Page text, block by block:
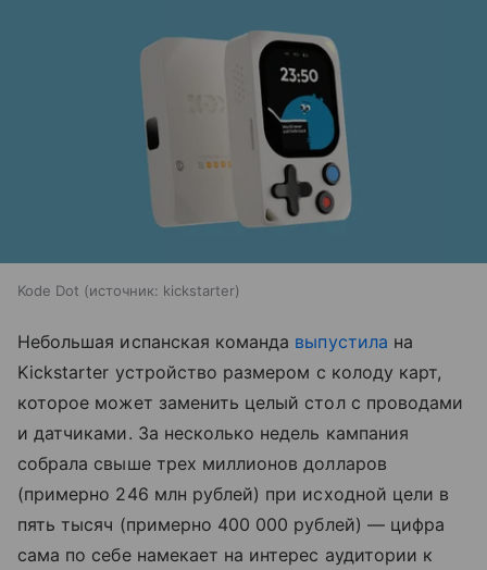
Kode Dot источник: kickstarter
Небольшая испанская команда выпустила на
Kickstarter устройство размером с колоду карт,
которое может заменить целый стол с проводами
и датчиками. За несколько недель кампания
собрала свыше трех миллионов долларов
(примерно 246 млн рублей) при исходной цели в
пять тысяч (примерно 400 000 рублей) — цифра
сама по себе намекает на интерес аудитории к